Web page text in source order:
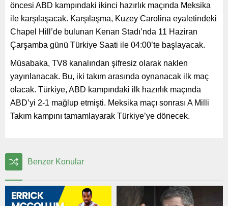
öncesi ABD kampındaki ikinci hazırlık maçında Meksika
ile karşılaşacak. Karşılaşma, Kuzey Carolina eyaletindeki
Chapel Hill’de bulunan Kenan Stadı’nda 11 Haziran
Çarşamba günü Türkiye Saati ile 04:00’te başlayacak.
Müsabaka, TV8 kanalından şifresiz olarak naklen
yayınlanacak. Bu, iki takım arasında oynanacak ilk maç
olacak. Türkiye, ABD kampındaki ilk hazırlık maçında
ABD’yi 2-1 mağlup etmişti. Meksika maçı sonrası A Milli
Takım kampını tamamlayarak Türkiye’ye dönecek.
Benzer Konular